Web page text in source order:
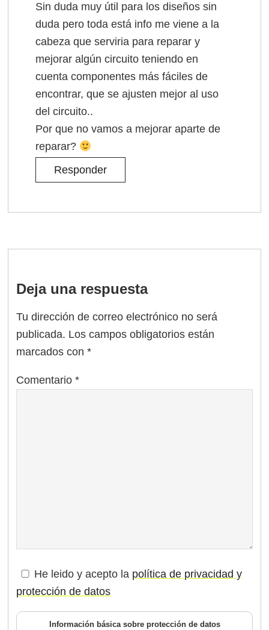
Sin duda muy útil para los diseños sin
duda pero toda está info me viene a la
cabeza que serviria para reparar y
mejorar algún circuito teniendo en
cuenta componentes más fáciles de
encontrar, que se ajusten mejor al uso
del circuito..
Por que no vamos a mejorar aparte de
reparar?
Responder
Deja una respuesta
Tu dirección de correo electrónico no será
publicada. Los campos obligatorios están
marcados con*
Comentario*
He leido y acepto la política de privacidad y
protección de datos
Información básica sobre protección de datos